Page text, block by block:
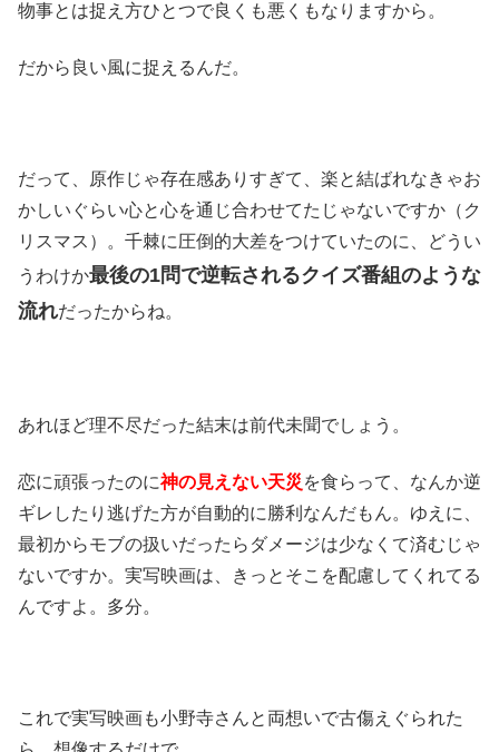
物事とは捉え方ひとつで良くも悪くもなりますから。
だから良い風に捉えるんだ。
だって、原作じゃ存在感ありすぎて、楽と結ばれなきゃお
かしいぐらい心と心を通じ合わせてたじゃないですか（ク
リスマス）。千棘に圧倒的大差をつけていたのに、どうい
うわけか最後の1問で逆転されるクイズ番組のような
流れだったからね。
あれほど理不尽だった結末は前代未聞でしょう。
恋に頑張ったのに神の見えない天災 を食らって、なんか逆
ギレしたり逃げた方が自動的に勝利なんだもん。ゆえに、
最初からモブの扱いだったらダメージは少なくて済むじゃ
ないですか。実写映画は、きっとそこを配慮してくれてる
んですよ。多分。
これで実写映画も小野寺さんと両想いで古傷えぐられた